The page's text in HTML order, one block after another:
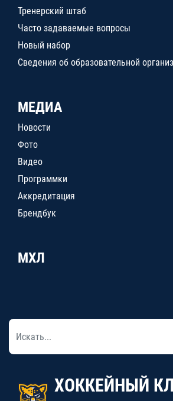
Тренерский штаб
Часто задаваемые вопросы
Новый набор
Сведения об образовательной
МЕДИА
Новости
Фото
Видео
Программки
Аккредитация
Брендбук
МХЛ
ХОККЕЙНЫЙ